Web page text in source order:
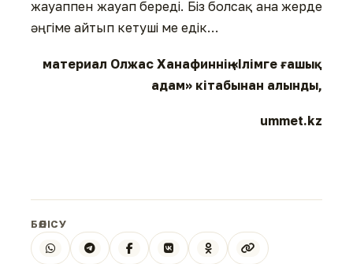
жауаппен жауап береді. Біз болсақ ана жерде
әңгіме айтып кетуші ме едік…
материал Олжас Ханафиннің «Ілімге ғашық
адам» кітабынан алынды,
ummet.kz
БӨЛІСУ